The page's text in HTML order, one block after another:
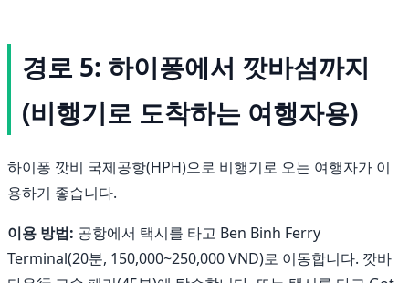
경로 5: 하이퐁에서 깟바섬까지
(비행기로 도착하는 여행자용)
하이퐁 깟비 국제공항(HPH)으로 비행기로 오는 여행자가 이
용하기 좋습니다.
이용 방법: 공항에서 택시를 타고 Ben Binh Ferry
Terminal(20분, 150,000~250,000 VND)로 이동합니다. 깟바